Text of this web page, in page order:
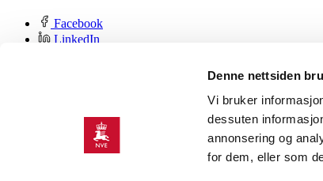
Denne nettsiden
Vi bruker
dessuten
annonsering og
for dem, eller som
Facebook
LinkedIn
Personvern og cookies
Tilgjengelighetserklæring
Bruk varslene, datagrunnlaget og kartene på eget ansvar.